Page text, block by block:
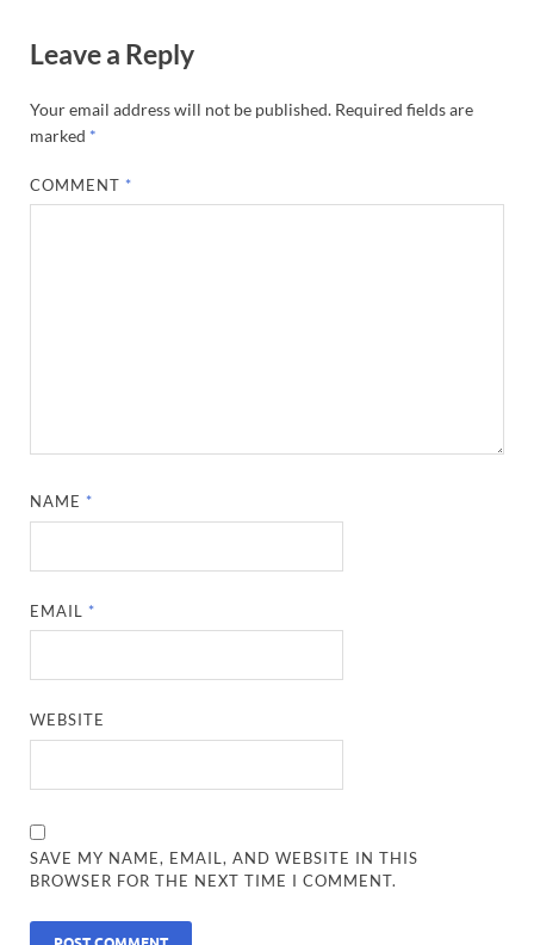
Leave a Reply
Your email address will not be published. Required fields are
marked *
COMMENT *
NAME *
EMAIL *
WEBSITE
SAVE MY NAME, EMAIL, AND WEBSITE IN THIS
BROWSER FOR THE NEXT TIME I COMMENT.